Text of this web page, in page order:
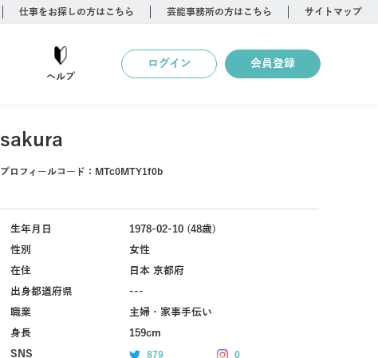
仕事をお探しの方はこちら 芸能事務所の方はこちら サイトマップ
ヘルプ
ログイン 会員登録
sakura
プロフィールコード： MTc0MTY1f0b
生年月日
1978-02-10 (48歳)
性別
女性
在住
日本 京都府
出身都道府県
---
職業
主婦・家事手伝い
身長
159cm
SNS
879 0